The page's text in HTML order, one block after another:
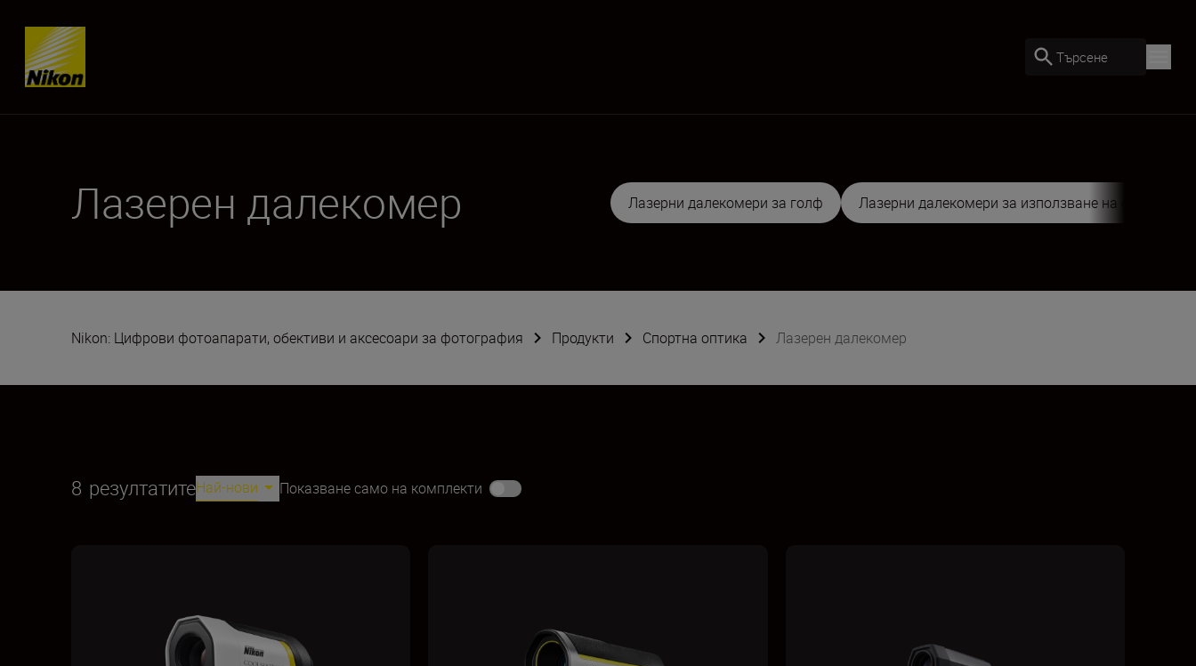
Skip content
Търсене
Лазерен далекомер Лазерни далекомери за голф Лазерни далекомери за използване на открито
Nikon: Цифрови фотоапарати, обективи и аксесоари за фотография Продукти Спортна оптика Лазерен далекомер
8 резултатитеНай-нови Показване само на комплекти